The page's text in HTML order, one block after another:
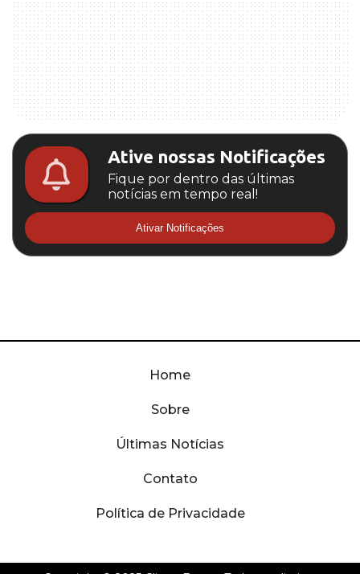
Ative nossas Notificações
Fique por dentro das últimas
notícias em tempo real!
Ativar Notificações
Home
Sobre
Últimas Notícias
Contato
Política de Privacidade